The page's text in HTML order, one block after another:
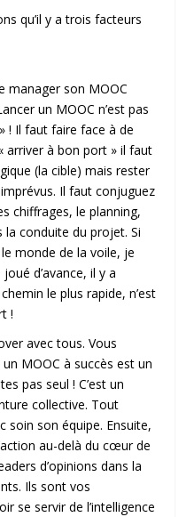
qu’il y a trois facteurs
manager son MOOC
un MOOC n’est pas
! Il faut faire face à de
arriver à bon port » il faut
(la cible) mais rester
Il faut conjuguez
chiffrages, le planning,
la conduite du projet. Si
monde de la voile, je
d’avance, il y a
le plus rapide, n’est
!
avec tous. Vous
MOOC à succès est un
pas seul ! C’est un
collective. Tout
soin son équipe. Ensuite,
au-delà du cœur de
d’opinions dans la
Ils sont vos
se servir de l’intelligence